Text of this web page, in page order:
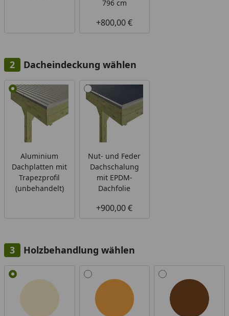
796 cm
+800,00 €
Dacheindeckung wählen
Alle anzeigen (2)
Aluminium
Dachplatten mit
Trapezprofil
(unbehandelt)
Nut- und Feder
Dachschalung
mit EPDM-
Dachfolie
+900,00 €
Holzbehandlung wählen
Alle anzeigen (6)